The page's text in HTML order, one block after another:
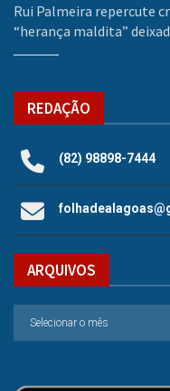
Rui Palmeira repercute
“herança maldita”
REDAÇÃO
(82) 98898-7444
ARQUIVOS